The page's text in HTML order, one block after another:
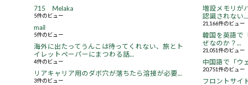
715 Melaka
5件のビュー
mail
5件のビュー
海外に出たってうんこは待ってくれない、旅とト
イレットペーパーにまつわる話...
4件のビュー
リアキャリア用のダボ穴が落ちたら溶接が必要...
3件のビュー
増設メモリが
認識されない...
21,166件のビュー
韓国を英語で
ぜなのか？...
21,051件のビュー
中国語で「ウ
20,751件のビュー
フロントサイ